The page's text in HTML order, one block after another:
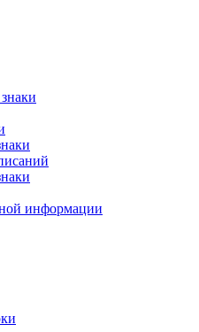
информации